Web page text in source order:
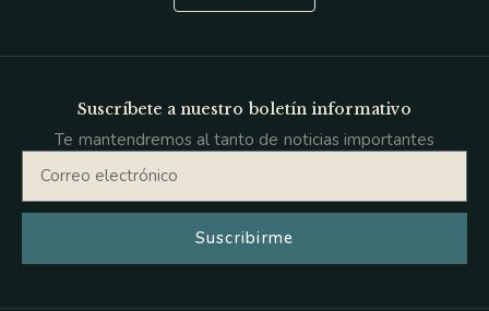
Suscríbete a nuestro boletín informativo
Te mantendremos al tanto de noticias importantes
Suscribirme